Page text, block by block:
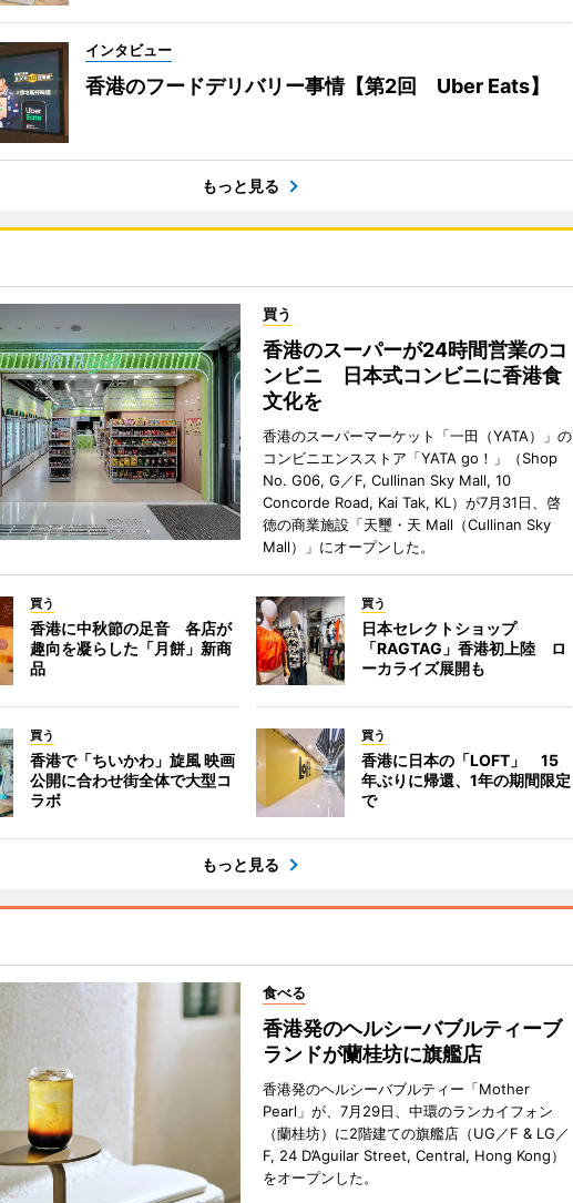
インタビュー
香港のフードデリバリー事情【第2回 Uber Eats】
もっと見る
買う
香港のスーパーが24時間営業のコ
ンビニ 日本式コンビニに香港食
文化を
香港のスーパーマーケット「一田（YATA）」の
コンビニエンスストア「YATA go！」（Shop
No. G06, G／F, Cullinan Sky Mall, 10
Concorde Road, Kai Tak, KL）が7月31日、啓
徳の商業施設「天璽・天 Mall（Cullinan Sky
Mall）」にオープンした。
買う
香港に中秋節の足音 各店が
趣向を凝らした「月餅」新商
品
買う
日本セレクトショップ
「RAGTAG」香港初上陸 ロ
ーカライズ展開も
買う
香港で「ちいかわ」旋風 映画
公開に合わせ街全体で大型コ
ラボ
買う
香港に日本の「LOFT」 15
年ぶりに帰還、1年の期間限定
で
もっと見る
食べる
香港発のヘルシーバブルティーブ
ランドが蘭桂坊に旗艦店
香港発のヘルシーバブルティー「Mother
Pearl」が、7月29日、中環のランカイフォン
（蘭桂坊）に2階建ての旗艦店（UG／F & LG／
F, 24 D’Aguilar Street, Central, Hong Kong）
をオープンした。